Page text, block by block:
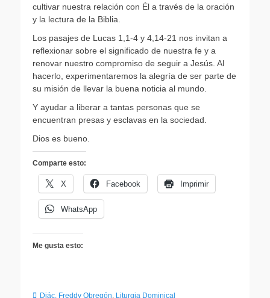
cultivar nuestra relación con Él a través de la oración
y la lectura de la Biblia.
Los pasajes de Lucas 1,1-4 y 4,14-21 nos invitan a
reflexionar sobre el significado de nuestra fe y a
renovar nuestro compromiso de seguir a Jesús. Al
hacerlo, experimentaremos la alegría de ser parte de
su misión de llevar la buena noticia al mundo.
Y ayudar a liberar a tantas personas que se
encuentran presas y esclavas en la sociedad.
Dios es bueno.
Comparte esto:
X Facebook Imprimir
WhatsApp
Me gusta esto:
Categorias
Diác. Freddy Obregón, Liturgia Dominical